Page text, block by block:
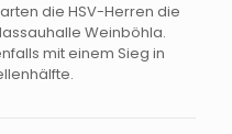
die HSV-Herren die
Weinböhla.
mit einem Sieg in